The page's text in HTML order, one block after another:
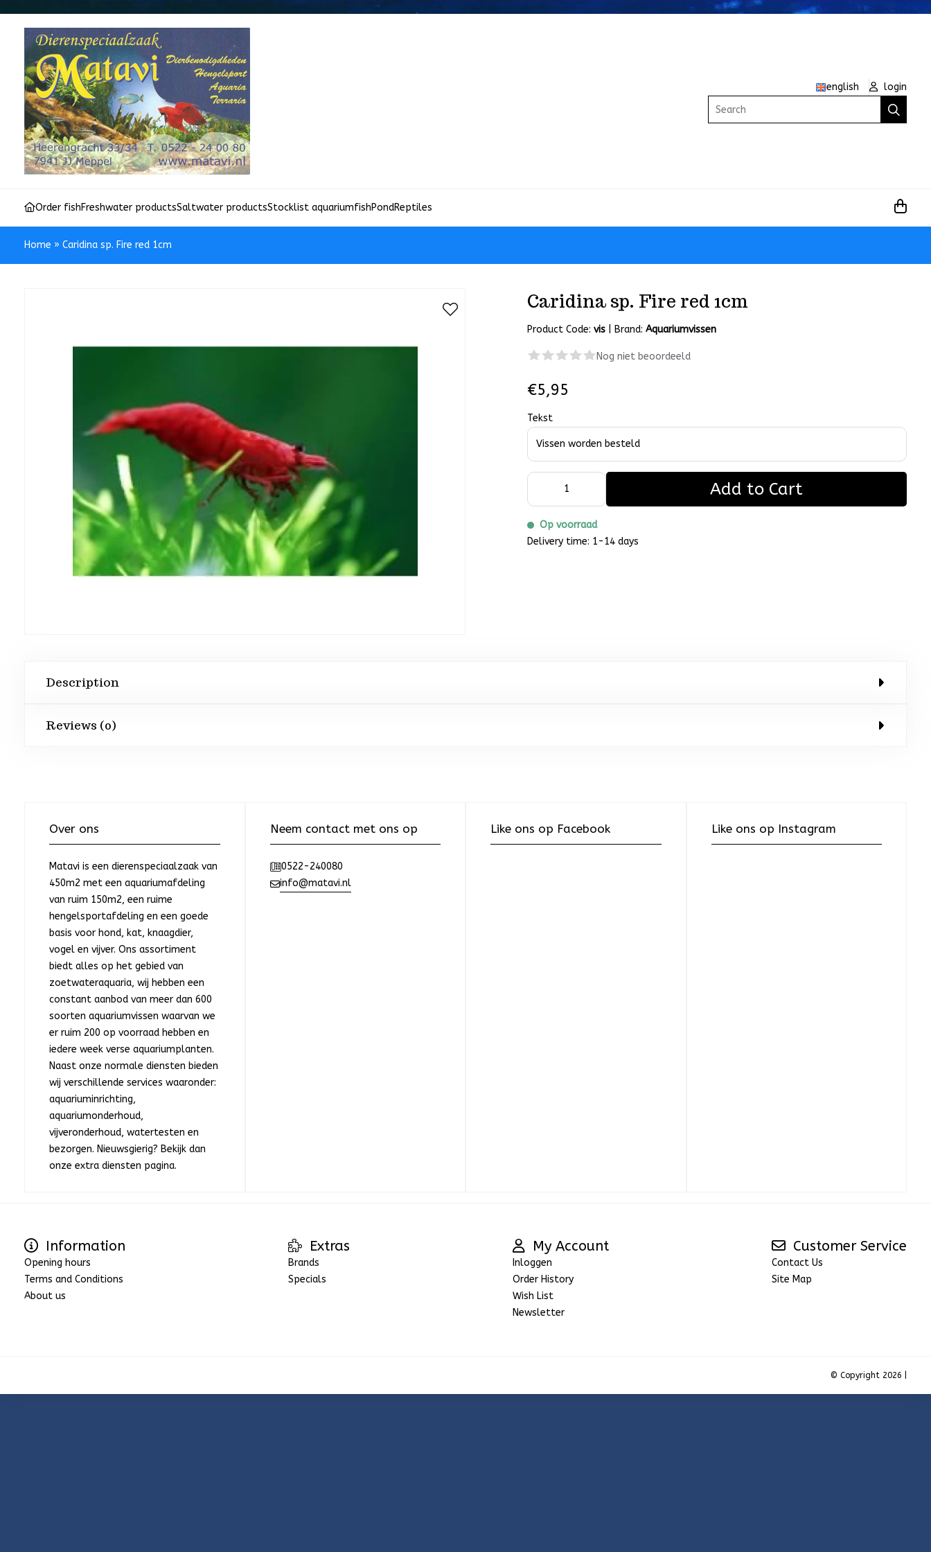
english
login
Search
Order fishFreshwater productsSaltwater productsStocklist aquariumfishPondReptiles
Home » Caridina sp. Fire red 1cm
Caridina sp. Fire red 1cm
Product Code:vis Brand:Aquariumvissen
Nog niet beoordeeld
€5,95
Tekst
Add to Cart
Op voorraad
Delivery time: 1-14 days
Description
Reviews (0)
Over ons
Matavi is een dierenspeciaalzaak van
450m2 met een aquariumafdeling
van ruim 150m2, een ruime
hengelsportafdeling en een goede
basis voor hond, kat, knaagdier,
vogel en vijver. Ons assortiment
biedt alles op het gebied van
zoetwateraquaria, wij hebben een
constant aanbod van meer dan 600
soorten aquariumvissen waarvan we
er ruim 200 op voorraad hebben en
iedere week verse aquariumplanten.
Naast onze normale diensten bieden
wij verschillende services waaronder:
aquariuminrichting,
aquariumonderhoud,
vijveronderhoud, watertesten en
bezorgen. Nieuwsgierig? Bekijk dan
onze extra diensten pagina.
Neem contact met ons op
0522-240080
info@matavi.nl
Like ons op Facebook Like ons op Instagram
Information
Opening hours
Terms and Conditions
About us
Extras
Brands
Specials
My Account
Inloggen
Order History
Wish List
Newsletter
Customer Service
Contact Us
Site Map
© Copyright 2026 |